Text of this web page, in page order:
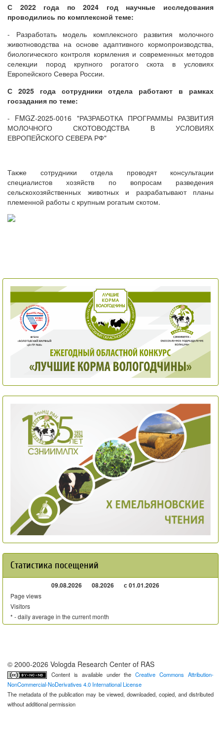
С 2022 года по 2024 год научные исследования
проводились по комплексной теме:
- Разработать модель комплексного развития молочного
животноводства на основе адаптивного кормопроизводства,
биологического контроля кормления и современных методов
селекции пород крупного рогатого скота в условиях
Европейского Севера России.
С 2025 года сотрудники отдела работают в рамках
госзадания по теме:
- FMGZ-2025-0016 "РАЗРАБОТКА ПРОГРАММЫ РАЗВИТИЯ
МОЛОЧНОГО СКОТОВОДСТВА В УСЛОВИЯХ
ЕВРОПЕЙСКОГО СЕВЕРА РФ"
Также сотрудники отдела проводят консультации
специалистов хозяйств по вопросам разведения
сельскохозяйственных животных и разрабатывают планы
племенной работы с крупным рогатым скотом.
Статистика посещений
09.08.2026 08.2026 с 01.01.2026
Page views
Visitors
* - daily average in the current month
© 2000-2026 Vologda Research Center of RAS
Content is available under theCreative Commons Attribution-
NonCommercial-NoDerivatives 4.0 International License
The metadata of the publication may be viewed, downloaded, copied, and distributed
without additional permission